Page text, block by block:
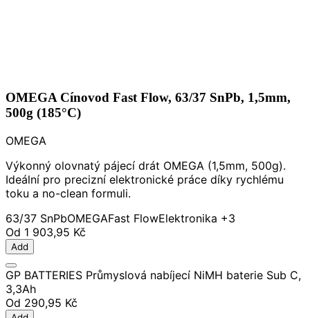
OMEGA Cínovod Fast Flow, 63/37 SnPb, 1,5mm,
500g (185°C)
OMEGA
Výkonný olovnatý pájecí drát OMEGA (1,5mm, 500g).
Ideální pro precizní elektronické práce díky rychlému
toku a no-clean formuli.
63/37 SnPbOMEGAFast FlowElektronika +3
Od 1 903,95 Kč
Add
GP BATTERIES Průmyslová nabíjecí NiMH baterie Sub C,
3,3Ah
Od 290,95 Kč